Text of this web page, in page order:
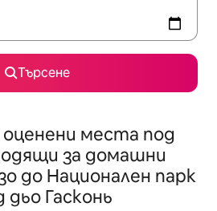
Търсене
места под
за домашни
до Национален парк
дьо Гасконь